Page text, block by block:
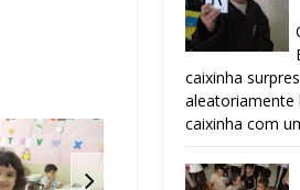
caixinha
aleatoriamente
caixinha com